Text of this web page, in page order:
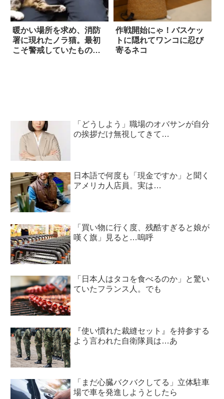
暖かい場所を求め、消防
署に現れたノラ猫。最初
こそ警戒していたもの
作戦開始にゃ！バスケッ
トに隠れてワンコに忍び
寄るネコ
「どうしよう」職場のオバサンが自分
の挨拶だけ無視してきて…
日本語で何度も「現金ですか」と聞く
アメリカ人店員。実は…
「買い物に行く度、残酷すぎると娘が
嘆く旗」見ると…嗚呼
「日本人はタコを食べるのか」と驚い
ていたフランス人。でも
『使い慣れた裁縫セット』を持参する
よう言われた自衛隊員は…あ
「まだ心臓バクバクしてる」立体駐車
場で車を発進しようとしたら